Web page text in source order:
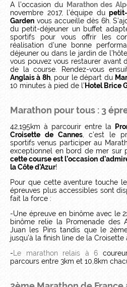
A l’occasion du Marathon des
novembre 2017, l’équipe du
Garden vous accueille dès 6h.
du petit-déjeuner un buffet
sportifs pour vous offrir les
réalisation d’une bonne
déjeuner ou dans le jardin de
vous pouvez vous restaurer avant
de la course. Rendez-vous
Anglais à 8h, pour le départ du
10 minutes à pied de l’ Hotel Brice
Marathon pour tous : 3
42,195km à parcourir entre la
Croisette de Cannes, c’est le
sportifs venus participer au
exceptionnel en bord de mer sur
cette course est l’occasion
la Côte d’Azur!
Pour que cette aventure touche
épreuves plus accessibles sont
fait la force :
-Une épreuve en binôme avec le
binôme relie la Promenade des
Juan les Pins tandis que le
jusqu’à la finish line de la Croisette
- Le marathon relais à 6
parcours entre 3km et 10,8km